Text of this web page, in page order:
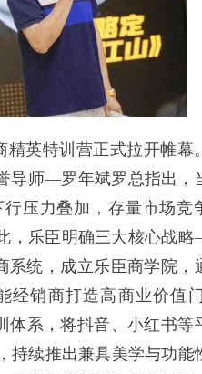
英特训营正式拉开帷幕
导师—罗年斌罗总指出，
压力叠加，存量市场竞
，乐臣明确三大核心战
系统，成立乐臣商学院，
经销商打造高商业价值
体系，将抖音、小红书等
持续推出兼具美学与功能